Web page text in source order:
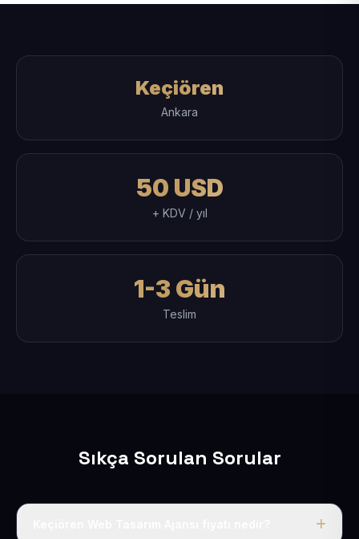
Keçiören
Ankara
50 USD
+ KDV / yıl
1-3 Gün
Teslim
Sıkça Sorulan Sorular